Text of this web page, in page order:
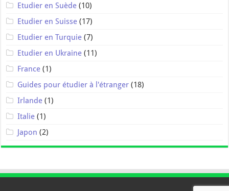
Etudier en Suède (10)
Etudier en Suisse (17)
Etudier en Turquie (7)
Etudier en Ukraine (11)
France (1)
Guides pour étudier à l'étranger (18)
Irlande (1)
Italie (1)
Japon (2)